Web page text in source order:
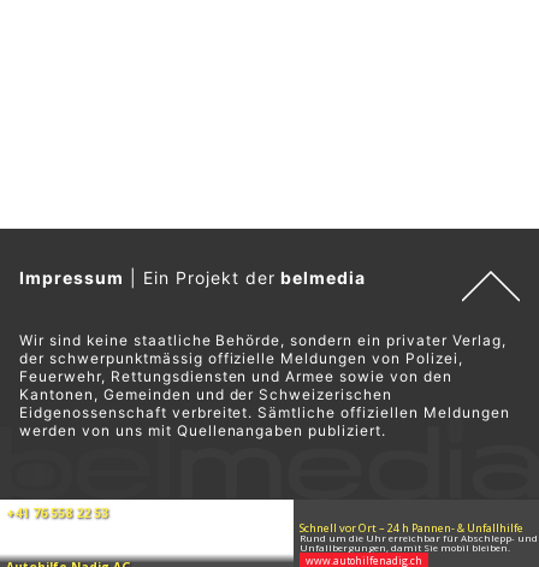
Impressum Ein Projekt derbelmedia
Wir sind keine staatliche Behörde, sondern ein privater Verlag,
der schwerpunktmässig offizielle Meldungen von Polizei,
Feuerwehr, Rettungsdiensten und Armee sowie von den
Kantonen, Gemeinden und der Schweizerischen
Eidgenossenschaft verbreitet. Sämtliche offiziellen Meldungen
werden von uns mit Quellenangaben publiziert.